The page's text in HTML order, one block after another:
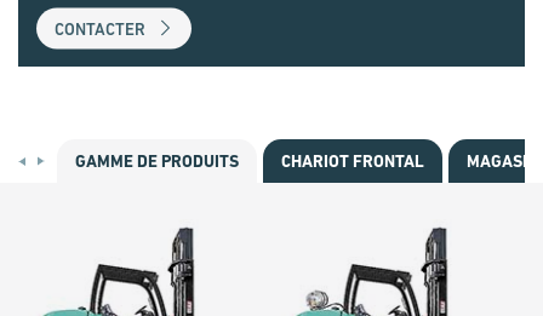
CONTACTER
GAMME DE PRODUITS CHARIOT FRONTAL